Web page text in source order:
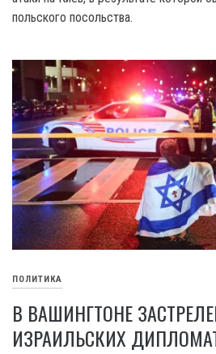
польского посольства.
ПОЛИТИКА
В ВАШИНГТОНЕ
ИЗРАИЛЬСКИХ